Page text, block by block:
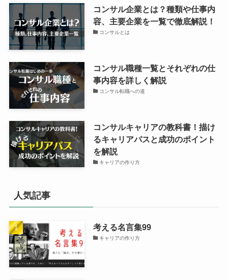
コンサル企業とは？種類や仕事内
容、主要企業を一覧で徹底解説！
コンサルとは
コンサル職種一覧とそれぞれの仕
事内容を詳しく解説
コンサル転職への道
コンサルキャリアの教科書！描け
るキャリアパスと成功のポイント
を解説
キャリアの作り方
人気記事
考える名言集99
キャリアの作り方